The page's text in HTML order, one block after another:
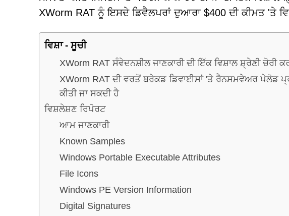
XWorm RAT ਨੂੰ ਇਸਦੇ ਡਿਵੈਲਪਰਾਂ ਦੁਆਰਾ $400 ਦੀ ਕੀਮਤ 'ਤੇ
ਵਿਸ਼ਾ - ਸੂਚੀ
XWorm RAT ਸੰਵੇਦਨਸ਼ੀਲ ਜਾਣਕਾਰੀ ਦੀ ਇੱਕ ਵਿਸ਼ਾਲ ਸ਼੍ਰੇਣੀ ਚੋਰੀ
XWorm RAT ਦੀ ਵਰਤੋਂ ਬਰੇਕਡ ਡਿਵਾਈਸਾਂ 'ਤੇ ਰੈਨਸਮਵੇਅਰ ਪੇਲੋਡ
ਕੀਤੀ ਜਾ ਸਕਦੀ ਹੈ
ਵਿਸ਼ਲੇਸ਼ਣ ਰਿਪੋਰਟ
ਆਮ ਜਾਣਕਾਰੀ
Known Samples
Windows Portable Executable Attributes
File Icons
Windows PE Version Information
Digital Signatures